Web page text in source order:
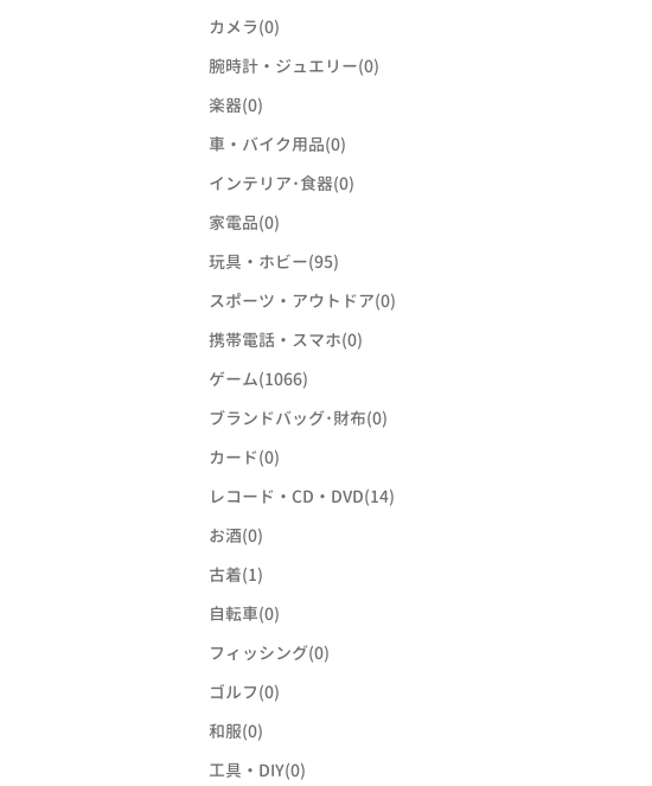
カメラ(0)
腕時計・ジュエリー(0)
楽器(0)
車・バイク用品(0)
インテリア･食器(0)
家電品(0)
玩具・ホビー(95)
スポーツ・アウトドア(0)
携帯電話・スマホ(0)
ゲーム(1066)
ブランドバッグ･財布(0)
カード(0)
レコード・CD・DVD(14)
お酒(0)
古着(1)
自転車(0)
フィッシング(0)
ゴルフ(0)
和服(0)
工具・DIY(0)